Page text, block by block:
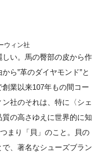
ウィン社
い。馬の臀部の皮から作
ら”革のダイヤモンド”と
業以来107年もの間コー
社のそれは、特に〈シェ
の高さゆえに世界的に知
まり「貝」のこと。貝の
、著名なシューズブラン